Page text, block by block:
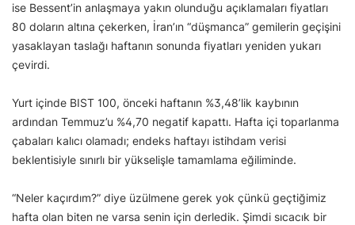
ise Bessent’in anlaşmaya yakın olunduğu açıklamaları fiyatları
80 doların altına çekerken, İran’ın “düşmanca” gemilerin geçişini
yasaklayan taslağı haftanın sonunda fiyatları yeniden yukarı
çevirdi.
Yurt içinde BIST 100, önceki haftanın %3,48’lik kaybının
ardından Temmuz’u %4,70 negatif kapattı. Hafta içi toparlanma
çabaları kalıcı olamadı; endeks haftayı istihdam verisi
beklentisiyle sınırlı bir yükselişle tamamlama eğiliminde.
“Neler kaçırdım?” diye üzülmene gerek yok çünkü geçtiğimiz
hafta olan biten ne varsa senin için derledik. Şimdi sıcacık bir